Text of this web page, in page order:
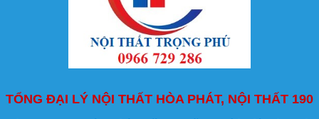
TỔNG ĐẠI LÝ NỘI THẤT HÒA PHÁT, NỘI THẤT 190